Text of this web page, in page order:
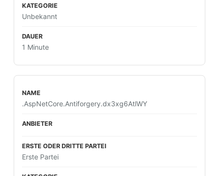
Unbekannt
1 Minute
.AspNetCore.Antiforgery.dx3xg6AtlWY
Erste Partei